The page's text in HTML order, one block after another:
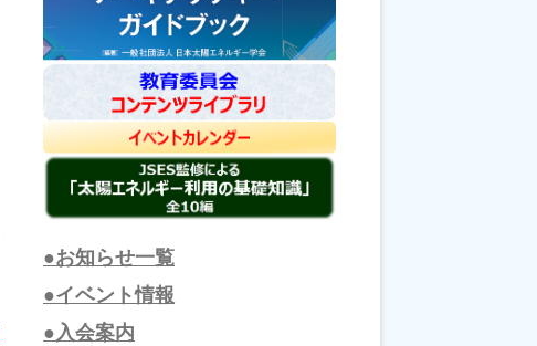
●お知らせ一覧
●イベント情報
●入会案内